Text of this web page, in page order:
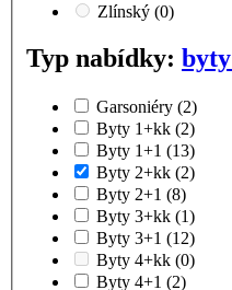
Zlínský (0)
Typ nabídky: byty
Garsoniéry (2)
Byty 1+kk (2)
Byty 1+1 (13)
Byty 2+kk (2)
Byty 2+1 (8)
Byty 3+kk (1)
Byty 3+1 (12)
Byty 4+kk (0)
Byty 4+1 (2)